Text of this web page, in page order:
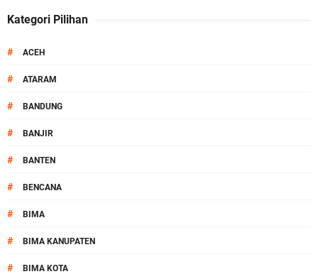
Kategori Pilihan
# ACEH
# ATARAM
# BANDUNG
# BANJIR
# BANTEN
# BENCANA
# BIMA
# BIMA KANUPATEN
# BIMA KOTA